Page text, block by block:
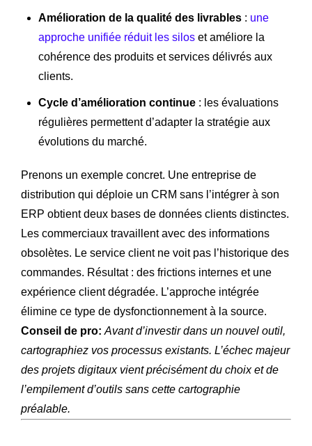
Amélioration de la qualité des livrables : une
approche unifiée réduit les silos et améliore la
cohérence des produits et services délivrés aux
clients.
Cycle d’amélioration continue : les évaluations
régulières permettent d’adapter la stratégie aux
évolutions du marché.
Prenons un exemple concret. Une entreprise de
distribution qui déploie un CRM sans l’intégrer à son
ERP obtient deux bases de données clients distinctes.
Les commerciaux travaillent avec des informations
obsolètes. Le service client ne voit pas l’historique des
commandes. Résultat : des frictions internes et une
expérience client dégradée. L’approche intégrée
élimine ce type de dysfonctionnement à la source.
Conseil de pro: Avant d’investir dans un nouvel outil,
cartographiez vos processus existants. L’échec majeur
des projets digitaux vient précisément du choix et de
l’empilement d’outils sans cette cartographie
préalable.